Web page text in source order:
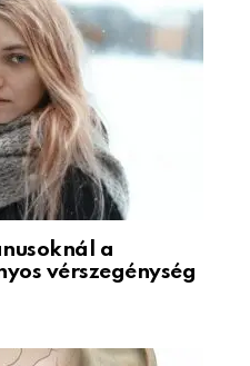
a
vérszegénység